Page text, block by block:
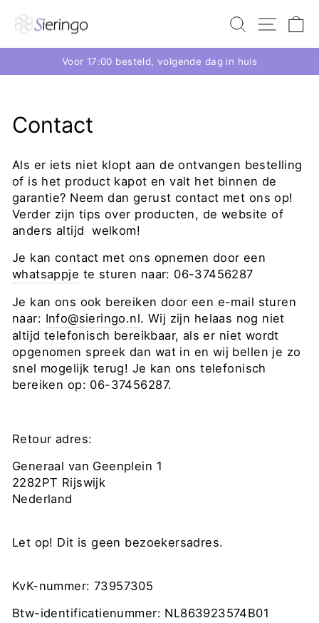
Voor 17:00 besteld, volgende dag in huis
Contact
Als er iets niet klopt aan de ontvangen bestelling
of is het product kapot en valt het binnen de
garantie? Neem dan gerust contact met ons op!
Verder zijn tips over producten, de website of
anders altijd welkom!
Je kan contact met ons opnemen door een
whatsappje te sturen naar: 06-37456287
Je kan ons ook bereiken door een e-mail sturen
naar: Info@sieringo.nl. Wij zijn helaas nog niet
altijd telefonisch bereikbaar, als er niet wordt
opgenomen spreek dan wat in en wij bellen je zo
snel mogelijk terug! Je kan ons telefonisch
bereiken op: 06-37456287.
Retour adres:
Generaal van Geenplein 1
2282PT Rijswijk
Nederland
Let op! Dit is geen bezoekersadres.
KvK-nummer: 73957305
Btw-identificatienummer: NL863923574B01